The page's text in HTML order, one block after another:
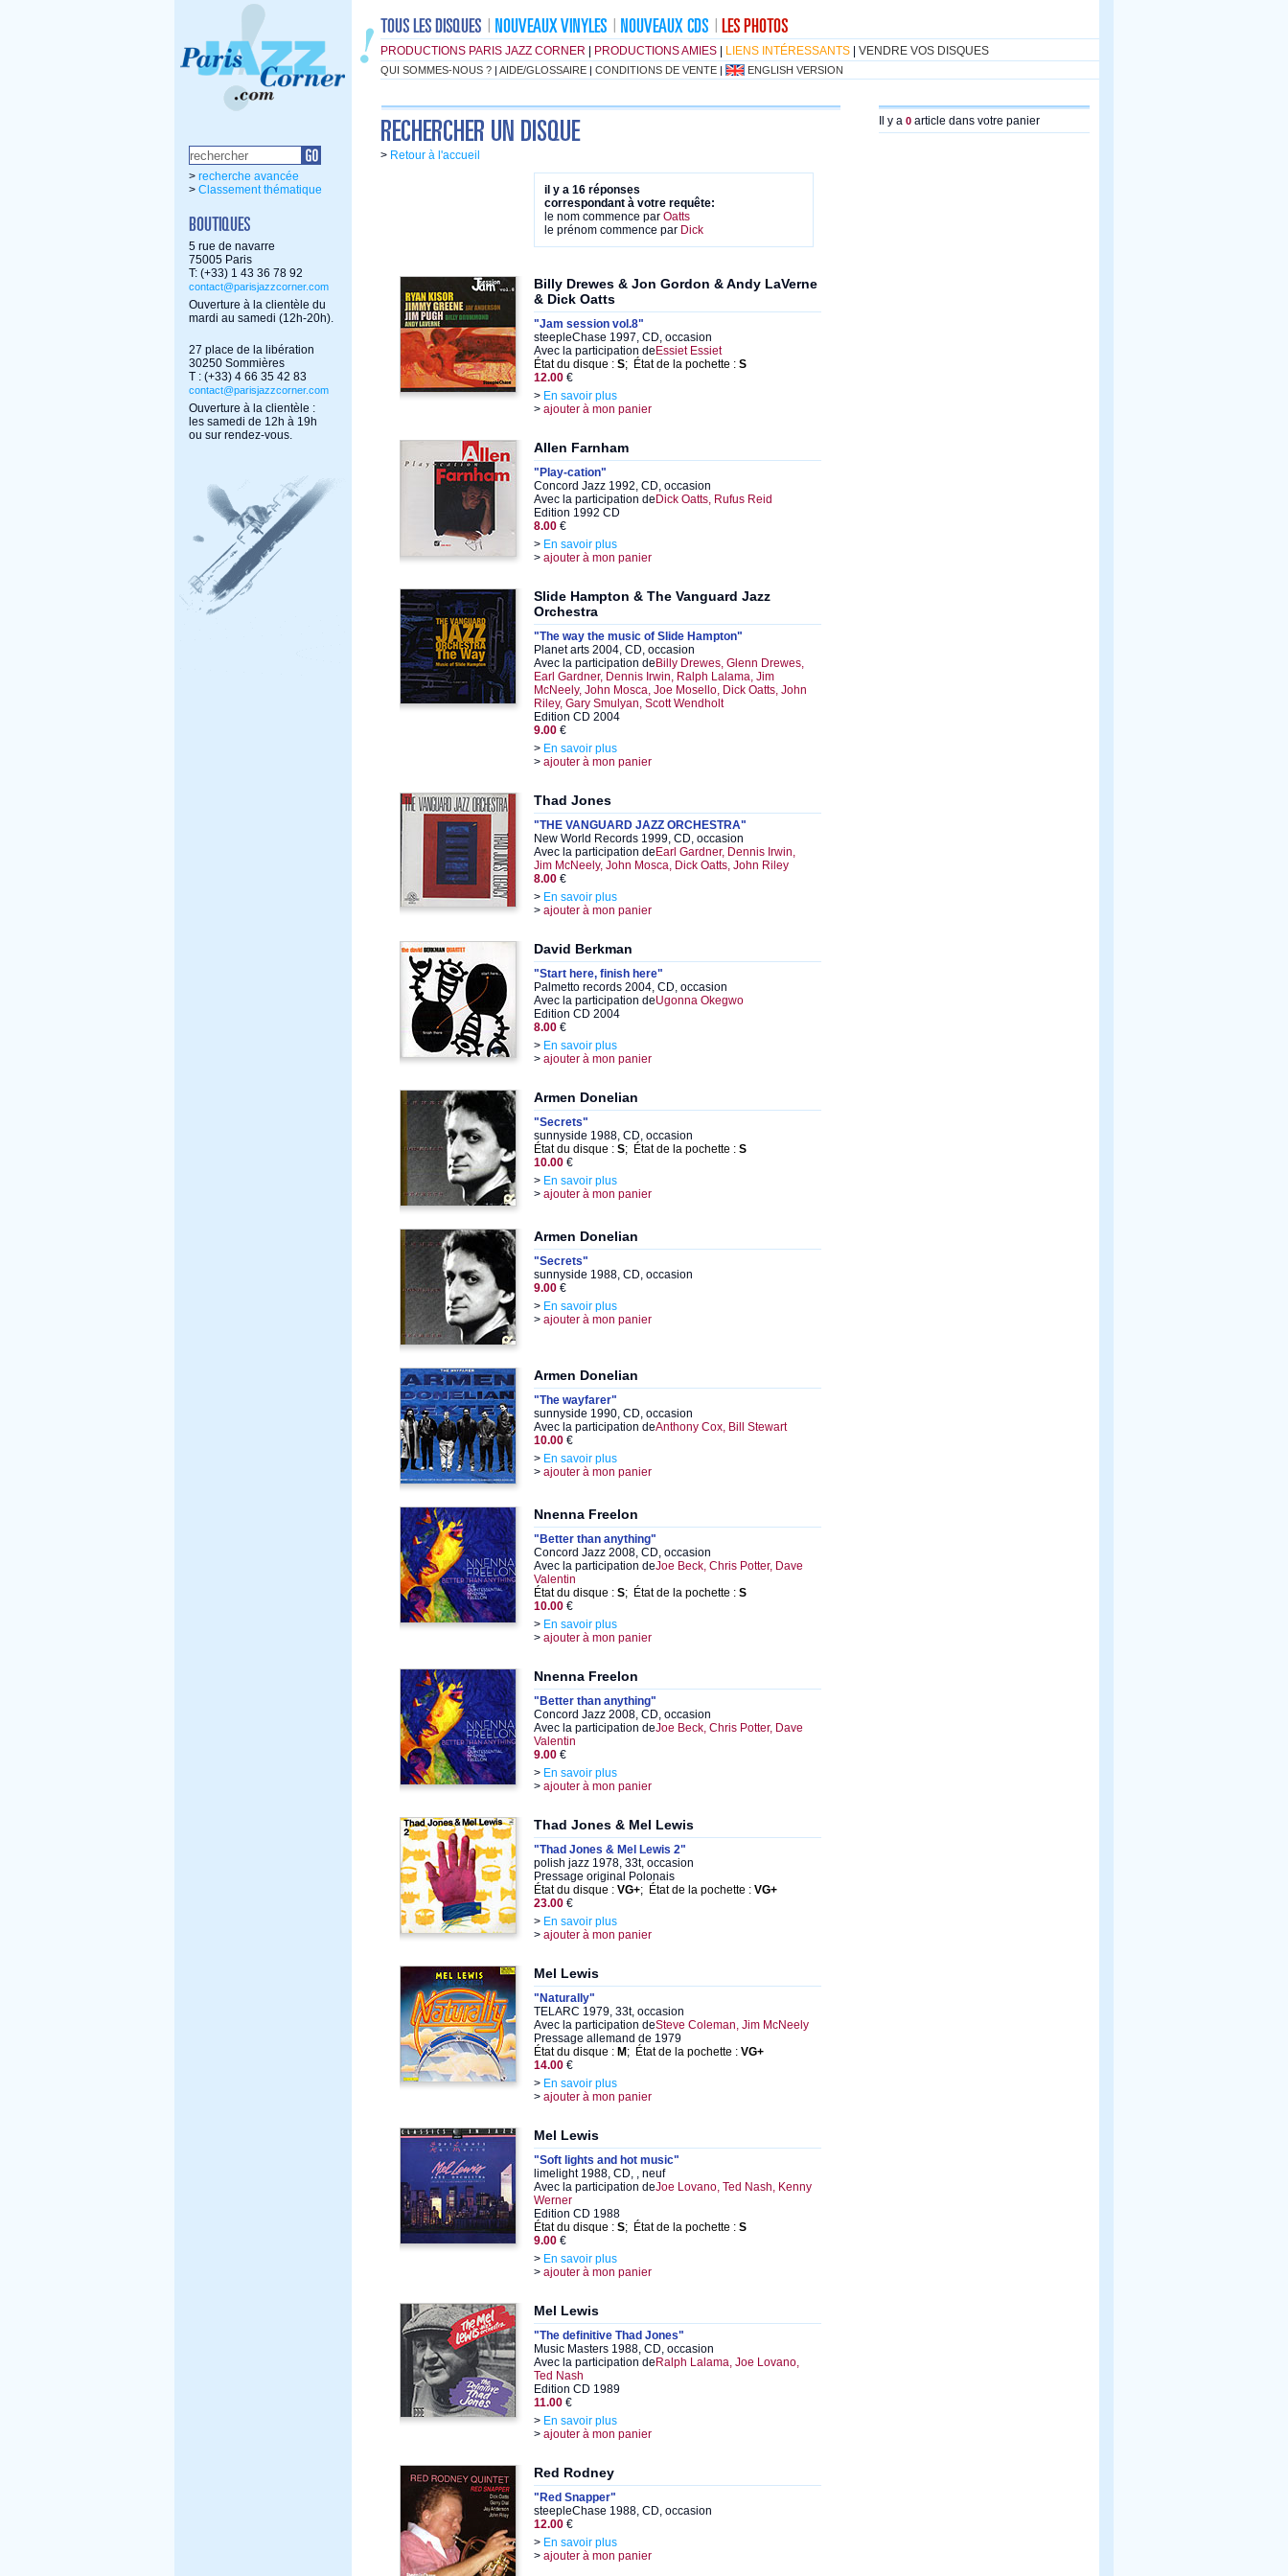
PRODUCTIONS PARIS JAZZ CORNER PRODUCTIONS AMIES LIENS INTÉRESSANTS VENDRE VOS DISQUES
QUI SOMMES-NOUS ? | AIDE/GLOSSAIRE | CONDITIONS DE VENTE | ENGLISH VERSION
> recherche avancée
> Classement thématique
5 rue de navarre
75005 Paris
T: (+33) 1 43 36 78 92
contact@parisjazzcorner.com
Ouverture à la clientèle du
mardi au samedi (12h-20h).
27 place de la libération
30250 Sommières
T : (+33) 4 66 35 42 83
contact@parisjazzcorner.com
Ouverture à la clientèle :
les samedi de 12h à 19h
ou sur rendez-vous.
> Retour à l'accueil
il y a 16 réponses
correspondant à votre requête:
le nom commence par Oatts
le prénom commence par Dick
Billy Drewes & Jon Gordon & Andy LaVerne
& Dick Oatts
"Jam session vol.8"
steepleChase 1997, CD, occasion
Avec la participation de Essiet Essiet
État du disque : S; État de la pochette : S
12.00 €
> En savoir plus
> ajouter à mon panier
Allen Farnham
"Play-cation"
Concord Jazz 1992, CD, occasion
Avec la participation de Dick Oatts, Rufus Reid
Edition 1992 CD
8.00 €
> En savoir plus
> ajouter à mon panier
Slide Hampton & The Vanguard Jazz
Orchestra
"The way the music of Slide Hampton"
Planet arts 2004, CD, occasion
Avec la participation de Billy Drewes, Glenn Drewes,
Earl Gardner, Dennis Irwin, Ralph Lalama, Jim
McNeely, John Mosca, Joe Mosello, Dick Oatts, John
Riley, Gary Smulyan, Scott Wendholt
Edition CD 2004
9.00 €
> En savoir plus
> ajouter à mon panier
Thad Jones
"THE VANGUARD JAZZ ORCHESTRA"
New World Records 1999, CD, occasion
Avec la participation de Earl Gardner, Dennis Irwin,
Jim McNeely, John Mosca, Dick Oatts, John Riley
8.00 €
> En savoir plus
> ajouter à mon panier
David Berkman
"Start here, finish here"
Palmetto records 2004, CD, occasion
Avec la participation deUgonna Okegwo
Edition CD 2004
8.00 €
> En savoir plus
> ajouter à mon panier
Armen Donelian
"Secrets"
sunnyside 1988, CD, occasion
État du disque : S; État de la pochette : S
10.00 €
> En savoir plus
> ajouter à mon panier
Armen Donelian
"Secrets"
sunnyside 1988, CD, occasion
9.00 €
> En savoir plus
> ajouter à mon panier
Armen Donelian
"The wayfarer"
sunnyside 1990, CD, occasion
Avec la participation deAnthony Cox, Bill Stewart
10.00 €
> En savoir plus
> ajouter à mon panier
Nnenna Freelon
"Better than anything"
Concord Jazz 2008, CD, occasion
Avec la participation deJoe Beck, Chris Potter, Dave
Valentin
État du disque : S; État de la pochette : S
10.00 €
> En savoir plus
> ajouter à mon panier
Nnenna Freelon
"Better than anything"
Concord Jazz 2008, CD, occasion
Avec la participation deJoe Beck, Chris Potter, Dave
Valentin
9.00 €
> En savoir plus
> ajouter à mon panier
Thad Jones & Mel Lewis
"Thad Jones & Mel Lewis 2"
polish jazz 1978, 33t, occasion
Pressage original Polonais
État du disque : VG+; État de la pochette : VG+
23.00 €
> En savoir plus
> ajouter à mon panier
Mel Lewis
"Naturally"
TELARC 1979, 33t, occasion
Avec la participation deSteve Coleman, Jim McNeely
Pressage allemand de 1979
État du disque : M ; État de la pochette : VG+
14.00 €
> En savoir plus
> ajouter à mon panier
Mel Lewis
"Soft lights and hot music"
limelight 1988, CD, , neuf
Avec la participation deJoe Lovano, Ted Nash, Kenny
Werner
Edition CD 1988
État du disque : S; État de la pochette : S
9.00 €
> En savoir plus
> ajouter à mon panier
Mel Lewis
"The definitive Thad Jones"
Music Masters 1988, CD, occasion
Avec la participation de Ralph Lalama, Joe Lovano,
Ted Nash
Edition CD 1989
11.00 €
> En savoir plus
> ajouter à mon panier
Red Rodney
"Red Snapper"
steepleChase 1988, CD, occasion
12.00 €
> En savoir plus
> ajouter à mon panier
Il y a 0 article dans votre panier